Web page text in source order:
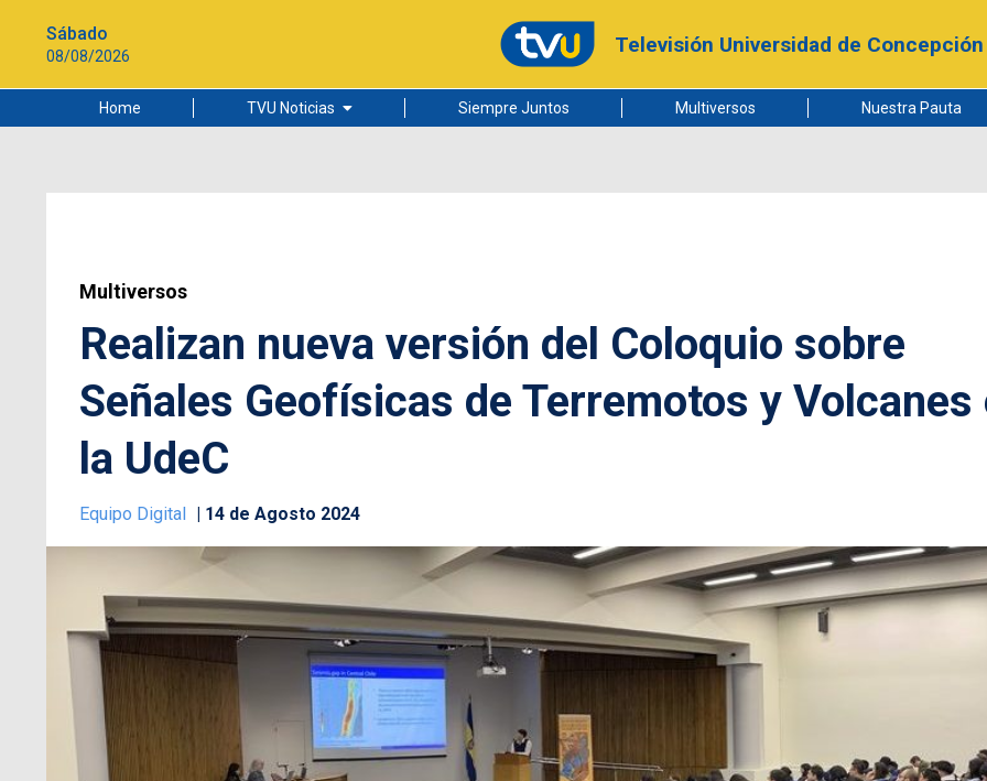
Sábado
08/08/2026 Televisión Universidad de Concepción
Home TVU Noticias
Ciudad
Siempre Juntos Multiversos Nuestra Pauta
Multiversos
Realizan nueva versión del Coloquio sobre
Señales Geofísicas de Terremotos y Volcanes
la UdeC
Equipo Digital 14 de Agosto 2024